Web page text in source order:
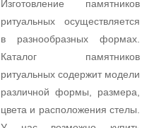
Изготовление памятников
ритуальных осуществляется
в разнообразных формах.
Каталог памятников
ритуальных содержит модели
различной формы, размера,
цвета и расположения стелы.